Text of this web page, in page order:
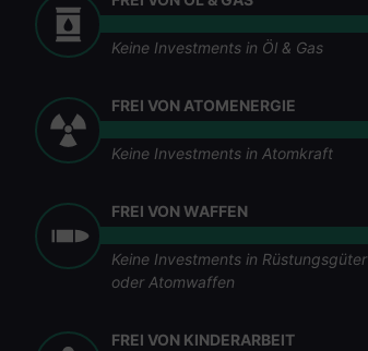
Keine Investments in Öl & Gas
FREI VON ATOMENERGIE
Keine Investments in Atomkraft
FREI VON WAFFEN
Keine Investments in Rüstungsgüter
oder Atomwaffen
FREI VON KINDERARBEIT